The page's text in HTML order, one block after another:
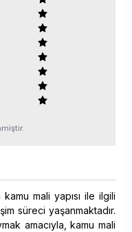
mali yapısı ile ilgili
süreci yaşanmaktadır.
amacıyla, kamu mali